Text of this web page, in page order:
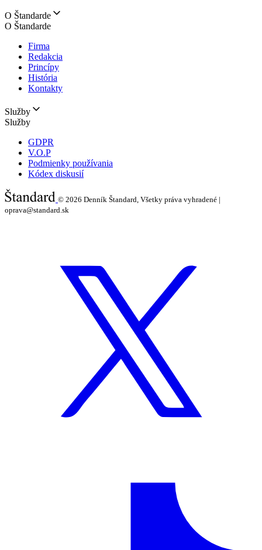
O Štandarde
O Štandarde
Firma
Redakcia
Princípy
História
Kontakty
Služby
Služby
GDPR
V.O.P
Podmienky používania
Kódex diskusií
© 2026 Denník Štandard, Všetky práva vyhradené |
oprava@standard.sk